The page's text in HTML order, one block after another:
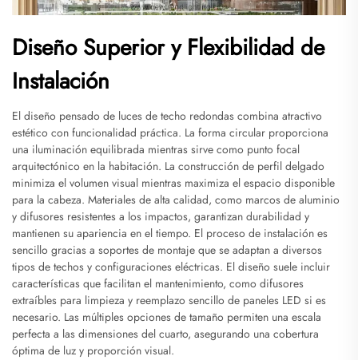
Diseño Superior y Flexibilidad de
Instalación
El diseño pensado de luces de techo redondas combina atractivo
estético con funcionalidad práctica. La forma circular proporciona
una iluminación equilibrada mientras sirve como punto focal
arquitectónico en la habitación. La construcción de perfil delgado
minimiza el volumen visual mientras maximiza el espacio disponible
para la cabeza. Materiales de alta calidad, como marcos de aluminio
y difusores resistentes a los impactos, garantizan durabilidad y
mantienen su apariencia en el tiempo. El proceso de instalación es
sencillo gracias a soportes de montaje que se adaptan a diversos
tipos de techos y configuraciones eléctricas. El diseño suele incluir
características que facilitan el mantenimiento, como difusores
extraíbles para limpieza y reemplazo sencillo de paneles LED si es
necesario. Las múltiples opciones de tamaño permiten una escala
perfecta a las dimensiones del cuarto, asegurando una cobertura
óptima de luz y proporción visual.